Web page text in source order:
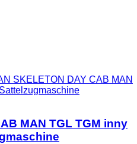
SKELETON DAY CAB MAN
MAN TGL TGM inny